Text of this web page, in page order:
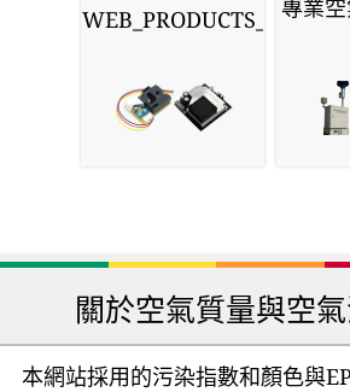
專業
關於空氣質量與空
本網站採用的污染指數和顏色與